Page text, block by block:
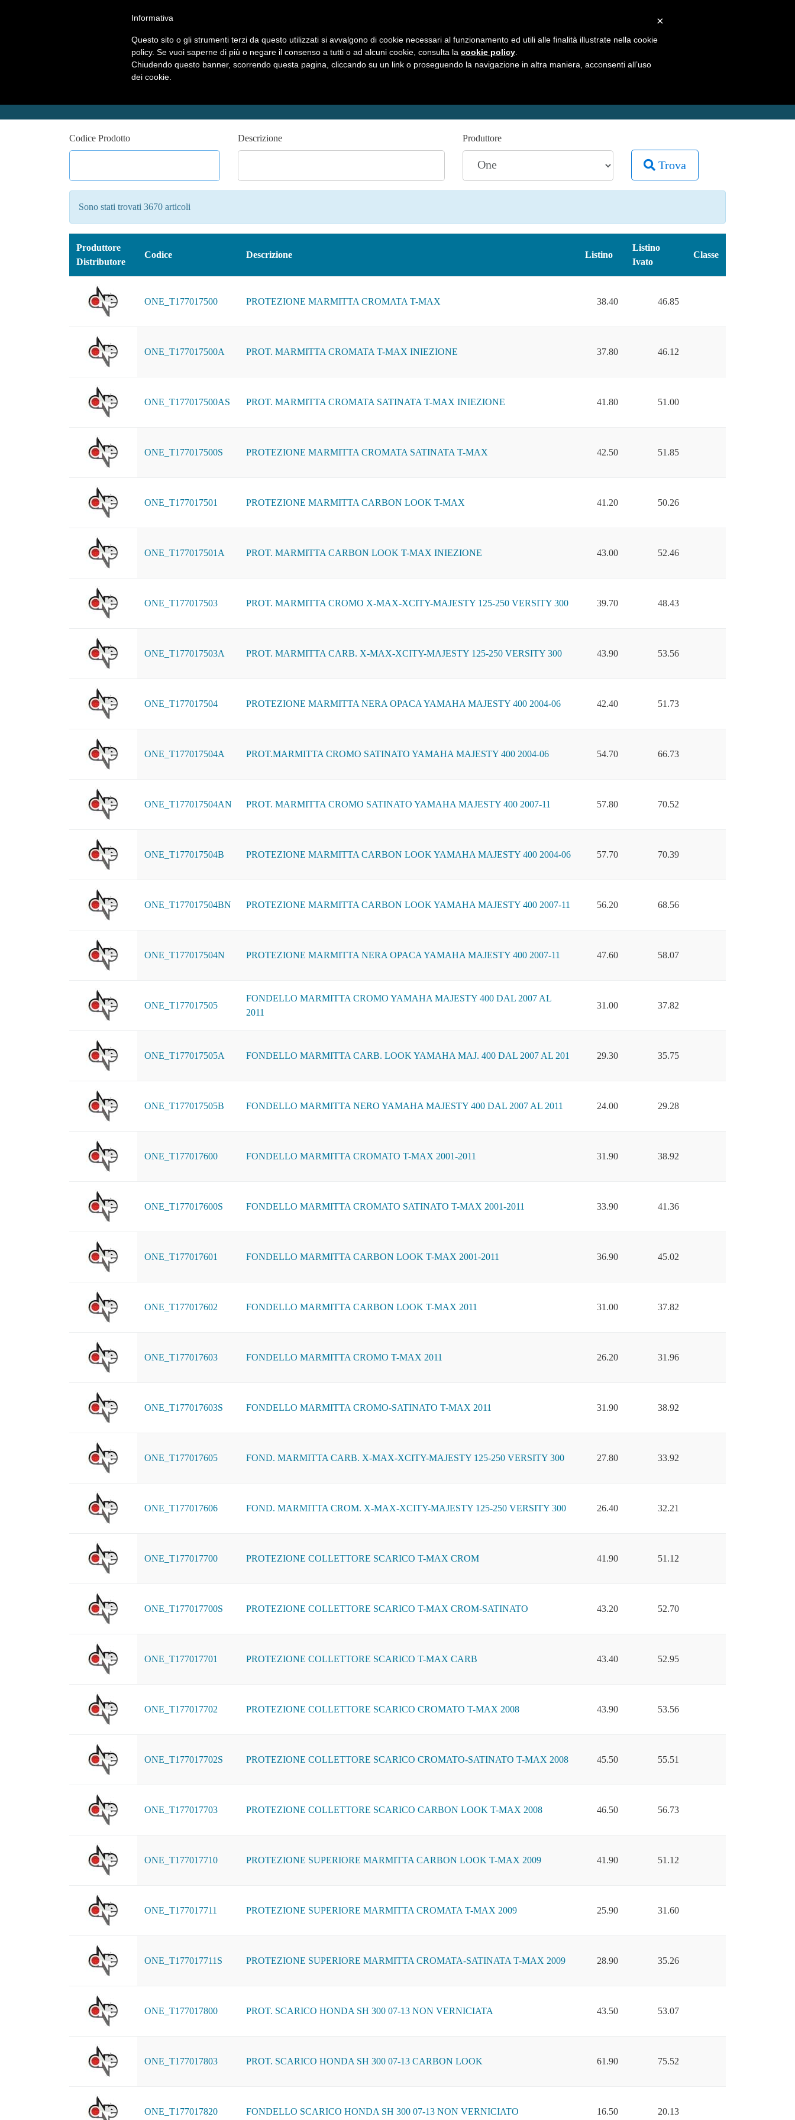
HOME
Codice Prodotto Descrizione Produttore
Trova
Sono stati trovati 3670 articoli
Produttore
Distributore
Codice Descrizione Listino
Listino
Ivato
Classe
ONE_T177017500 PROTEZIONE MARMITTA CROMATA T-MAX 38.40 46.85
ONE_T177017500A PROT. MARMITTA CROMATA T-MAX INIEZIONE 37.80 46.12
ONE_T177017500AS PROT. MARMITTA CROMATA SATINATA T-MAX INIEZIONE 41.80 51.00
ONE_T177017500S PROTEZIONE MARMITTA CROMATA SATINATA T-MAX 42.50 51.85
ONE_T177017501 PROTEZIONE MARMITTA CARBON LOOK T-MAX 41.20 50.26
ONE_T177017501A PROT. MARMITTA CARBON LOOK T-MAX INIEZIONE 43.00 52.46
ONE_T177017503 PROT. MARMITTA CROMO X-MAX-XCITY-MAJESTY 125-250 VERSITY 300 39.70 48.43
ONE_T177017503A PROT. MARMITTA CARB. X-MAX-XCITY-MAJESTY 125-250 VERSITY 300 43.90 53.56
ONE_T177017504 PROTEZIONE MARMITTA NERA OPACA YAMAHA MAJESTY 400 2004-06 42.40 51.73
ONE_T177017504A PROT.MARMITTA CROMO SATINATO YAMAHA MAJESTY 400 2004-06 54.70 66.73
ONE_T177017504AN PROT. MARMITTA CROMO SATINATO YAMAHA MAJESTY 400 2007-11 57.80 70.52
ONE_T177017504B PROTEZIONE MARMITTA CARBON LOOK YAMAHA MAJESTY 400 2004-06 57.70 70.39
ONE_T177017504BN PROTEZIONE MARMITTA CARBON LOOK YAMAHA MAJESTY 400 2007-11 56.20 68.56
ONE_T177017504N PROTEZIONE MARMITTA NERA OPACA YAMAHA MAJESTY 400 2007-11 47.60 58.07
ONE_T177017505
FONDELLO MARMITTA CROMO YAMAHA MAJESTY 400 DAL 2007 AL
2011
31.00 37.82
ONE_T177017505A FONDELLO MARMITTA CARB. LOOK YAMAHA MAJ. 400 DAL 2007 AL 201 29.30 35.75
ONE_T177017505B FONDELLO MARMITTA NERO YAMAHA MAJESTY 400 DAL 2007 AL 2011 24.00 29.28
ONE_T177017600 FONDELLO MARMITTA CROMATO T-MAX 2001-2011 31.90 38.92
ONE_T177017600S FONDELLO MARMITTA CROMATO SATINATO T-MAX 2001-2011 33.90 41.36
ONE_T177017601 FONDELLO MARMITTA CARBON LOOK T-MAX 2001-2011 36.90 45.02
ONE_T177017602 FONDELLO MARMITTA CARBON LOOK T-MAX 2011 31.00 37.82
ONE_T177017603 FONDELLO MARMITTA CROMO T-MAX 2011 26.20 31.96
ONE_T177017603S FONDELLO MARMITTA CROMO-SATINATO T-MAX 2011 31.90 38.92
ONE_T177017605 FOND. MARMITTA CARB. X-MAX-XCITY-MAJESTY 125-250 VERSITY 300 27.80 33.92
ONE_T177017606 FOND. MARMITTA CROM. X-MAX-XCITY-MAJESTY 125-250 VERSITY 300 26.40 32.21
ONE_T177017700 PROTEZIONE COLLETTORE SCARICO T-MAX CROM 41.90 51.12
ONE_T177017700S PROTEZIONE COLLETTORE SCARICO T-MAX CROM-SATINATO 43.20 52.70
ONE_T177017701 PROTEZIONE COLLETTORE SCARICO T-MAX CARB 43.40 52.95
ONE_T177017702 PROTEZIONE COLLETTORE SCARICO CROMATO T-MAX 2008 43.90 53.56
ONE_T177017702S PROTEZIONE COLLETTORE SCARICO CROMATO-SATINATO T-MAX 2008 45.50 55.51
ONE_T177017703 PROTEZIONE COLLETTORE SCARICO CARBON LOOK T-MAX 2008 46.50 56.73
ONE_T177017710 PROTEZIONE SUPERIORE MARMITTA CARBON LOOK T-MAX 2009 41.90 51.12
ONE_T177017711 PROTEZIONE SUPERIORE MARMITTA CROMATA T-MAX 2009 25.90 31.60
ONE_T177017711S PROTEZIONE SUPERIORE MARMITTA CROMATA-SATINATA T-MAX 2009 28.90 35.26
ONE_T177017800 PROT. SCARICO HONDA SH 300 07-13 NON VERNICIATA 43.50 53.07
ONE_T177017803 PROT. SCARICO HONDA SH 300 07-13 CARBON LOOK 61.90 75.52
ONE_T177017820 FONDELLO SCARICO HONDA SH 300 07-13 NON VERNICIATO 16.50 20.13
×
Informativa
Questo sito o gli strumenti terzi da questo utilizzati si avvalgono di cookie necessari al funzionamento ed utili alle finalità illustrate nella cookie
policy. Se vuoi saperne di più o negare il consenso a tutti o ad alcuni cookie, consulta la cookie policy
Chiudendo questo banner, scorrendo questa pagina, cliccando su un link o proseguendo la navigazione in altra maniera, acconsenti all’uso
dei cookie.